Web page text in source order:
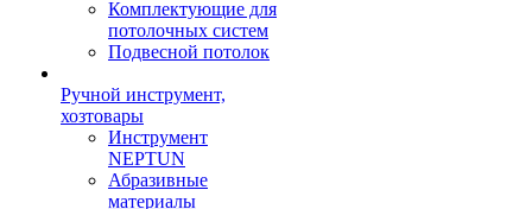
Комплектующие для
потолочных систем
Подвесной потолок
Ручной инструмент,
хозтовары
Инструмент
NEPTUN
Абразивные
материалы